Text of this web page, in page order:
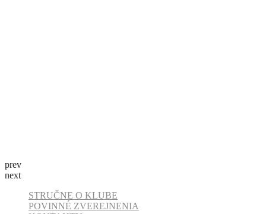
prev
next
STRUČNE O KLUBE
POVINNÉ ZVEREJNENIA